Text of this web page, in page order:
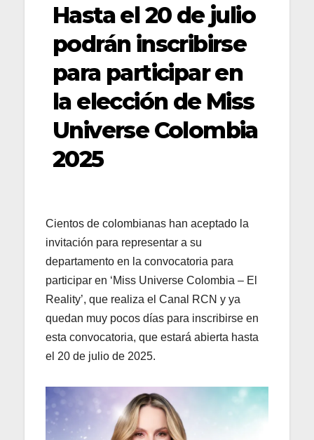
Hasta el 20 de julio
podrán inscribirse
para participar en
la elección de Miss
Universe Colombia
2025
Cientos de colombianas han aceptado la
invitación para representar a su
departamento en la convocatoria para
participar en ‘Miss Universe Colombia – El
Reality’, que realiza el Canal RCN y ya
quedan muy pocos días para inscribirse en
esta convocatoria, que estará abierta hasta
el 20 de julio de 2025.